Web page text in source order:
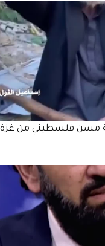
مسن فلسطيني من غزة